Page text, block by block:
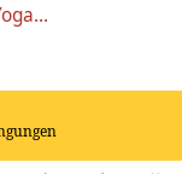
Vortrag: "Ahimsa, Karma Yoga und Bhakti Yoga" mit Leela Mata
Vidya Community -